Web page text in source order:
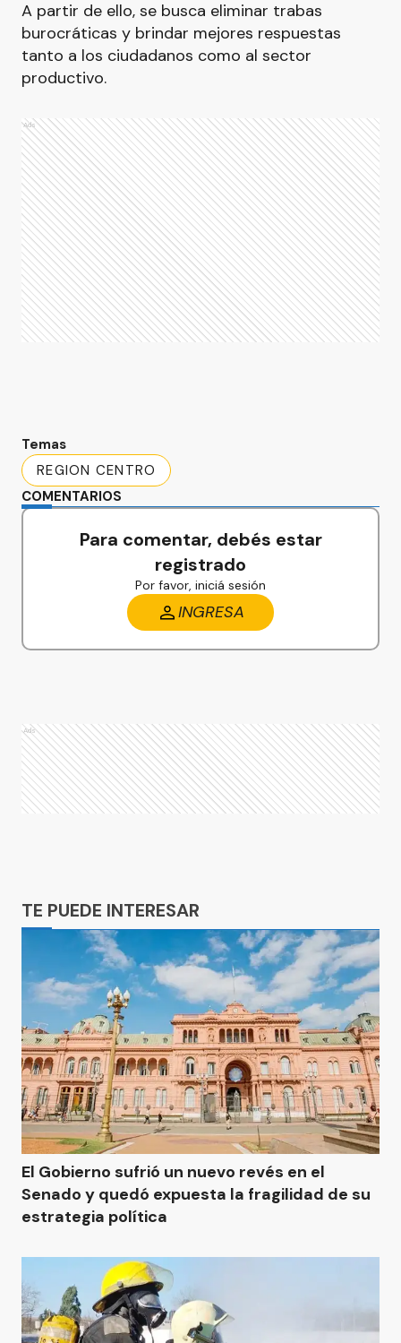
A partir de ello, se busca eliminar trabas
burocráticas y brindar mejores respuestas
tanto a los ciudadanos como al sector
productivo.
Ads
Temas
REGION CENTRO
COMENTARIOS
Para comentar, debés estar
registrado
Por favor, iniciá sesión
INGRESA
Ads
TE PUEDE INTERESAR
El Gobierno sufrió un nuevo revés en el
Senado y quedó expuesta la fragilidad de su
estrategia política